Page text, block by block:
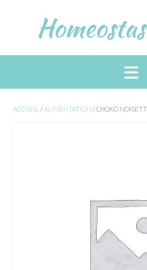
ACCUEIL /ALIMENTATION / CHOKO